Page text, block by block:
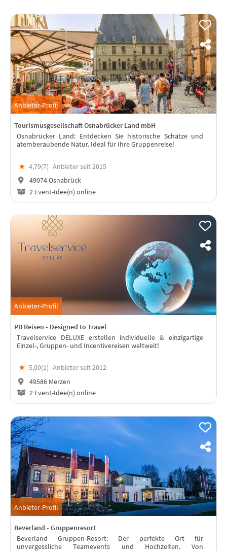
Anbieter-Profil
Tourismusgesellschaft Osnabrücker Land mbH
Osnabrücker Land: Entdecken Sie historische Schätze und
atemberaubende Natur. Ideal für Ihre Gruppenreise!
★ 4,79(7) Anbieter seit 2015
49074 Osnabrück
2 Event-Idee(n) online
Anbieter-Profil
PB Reisen - Designed to Travel
Travelservice DELUXE erstellen individuelle & einzigartige
Einzel-, Gruppen- und Incentivereisen weltweit!
★ 5,00(1) Anbieter seit 2012
49586 Merzen
2 Event-Idee(n) online
Anbieter-Profil
Beverland - Gruppenresort
Beverland Gruppen-Resort: Der perfekte Ort für
unvergessliche Teamevents und Hochzeiten. Von